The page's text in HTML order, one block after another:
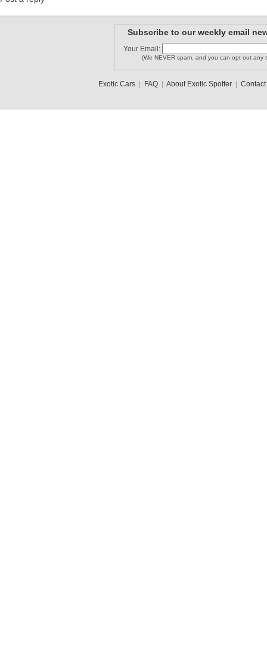
Subscribe to our weekly email
Your Email:
(We NEVER spam, and you can opt out any
Exotic Cars| FAQ| About Exotic Spotter| Contact